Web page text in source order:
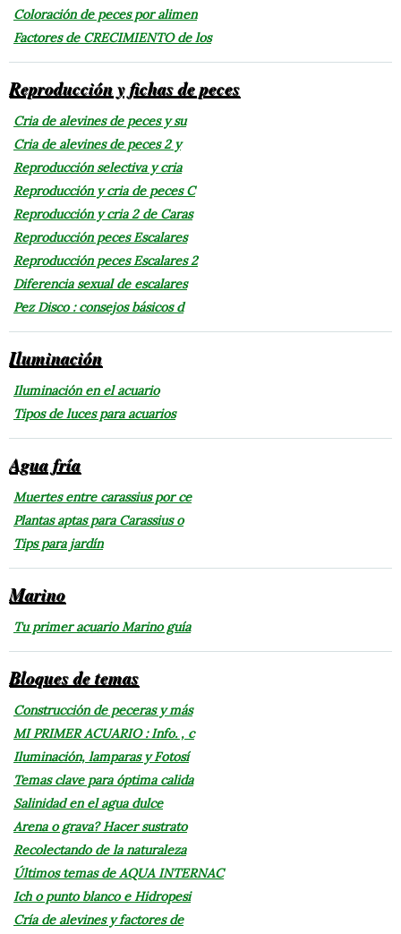
Coloración de peces por alimen
Factores de CRECIMIENTO de los
Reproducción y fichas de peces
Cria de alevines de peces y su
Cria de alevines de peces 2 y
Reproducción selectiva y cria
Reproducción y cria de peces C
Reproducción y cria 2 de Caras
Reproducción peces Escalares
Reproducción peces Escalares 2
Diferencia sexual de escalares
Pez Disco : consejos básicos d
Iluminación
Iluminación en el acuario
Tipos de luces para acuarios
Agua fría
Muertes entre carassius por ce
Plantas aptas para Carassius o
Tips para jardín
Marino
Tu primer acuario Marino guía
Bloques de temas
Construcción de peceras y más
MI PRIMER ACUARIO : Info. , c
Iluminación, lamparas y Fotosí
Temas clave para óptima calida
Salinidad en el agua dulce
Arena o grava? Hacer sustrato
Recolectando de la naturaleza
Últimos temas de AQUA INTERNAC
Ich o punto blanco e Hidropesi
Cría de alevines y factores de